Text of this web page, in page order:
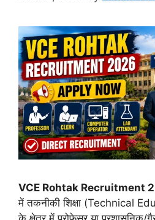
VCE Rohtak Recruitment
में तकनीकी शिक्षा (Technical